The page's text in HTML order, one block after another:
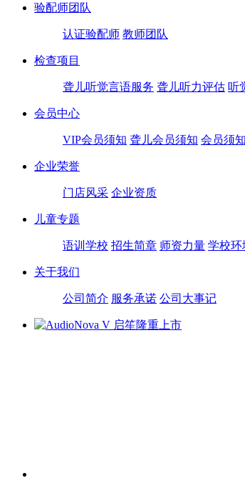
验配师团队
认证验配师 教师团队
检查项目
聋儿听觉言语服务 聋儿听力评估 听
会员中心
VIP会员须知 聋儿会员须知 会员须知
企业荣誉
门店风采 企业资质
儿童专题
语训学校 招生简章 师资力量 学校环
关于我们
公司简介 服务承诺 公司大事记